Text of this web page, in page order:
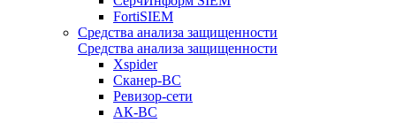
FortiSIEM
Средства анализа защищенности
Средства анализа защищенности
Xspider
Сканер-ВС
Ревизор-сети
АК-ВС